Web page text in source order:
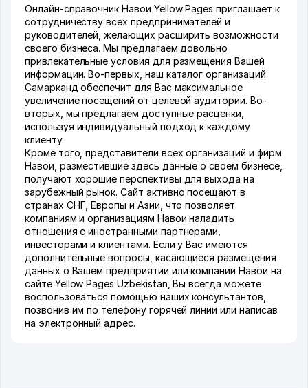
Онлайн-справочник Навои Yellow Pages приглашает к
сотрудничеству всех предпринимателей и
руководителей, желающих расширить возможности
своего бизнеса. Мы предлагаем довольно
привлекательные условия для размещения Вашей
информации. Во-первых, наш каталог организаций
Самарканд обеспечит для Вас максимальное
увеличение посещений от целевой аудитории. Во-
вторых, мы предлагаем доступные расценки,
используя индивидуальный подход к каждому
клиенту.
Кроме того, представители всех организаций и фирм
Навои, разместившие здесь данные о своем бизнесе,
получают хорошие перспективы для выхода на
зарубежный рынок. Сайт активно посещают в
странах СНГ, Европы и Азии, что позволяет
компаниям и организациям Навои наладить
отношения с иностранными партнерами,
инвесторами и клиентами. Если у Вас имеются
дополнительные вопросы, касающиеся размещения
данных о Вашем предприятии или компании Навои на
сайте Yellow Pages Uzbekistan, Вы всегда можете
воспользоваться помощью наших консультантов,
позвонив им по телефону горячей линии или написав
на электронный адрес.